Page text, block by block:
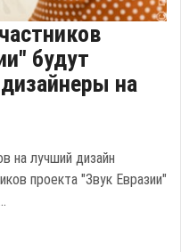
будут
на
на лучший дизайн
проекта "Звук Евразии"